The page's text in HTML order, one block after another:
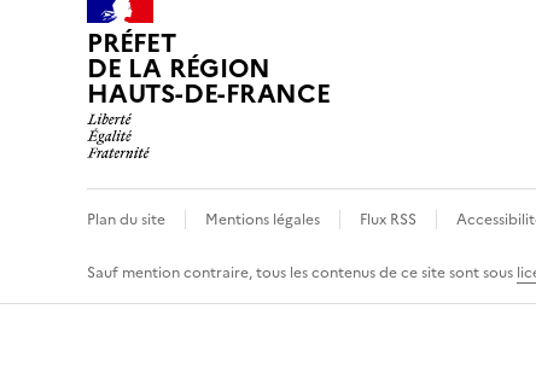
PRÉFET
DE LA RÉGION
HAUTS-DE-FRANCE
Plan du site Mentions légales Flux RSS
Sauf mention contraire, tous les contenus de ce site sont sous